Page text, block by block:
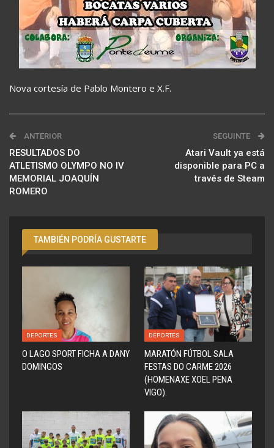
Nova cortesía de Pablo Montero e X.F.
ANTERIOR
RESULTADOS DO
ATLETISMO OLYMPO NO IV
MEMORIAL JOAQUÍN
ROMERO
SEGUINTE
Atari Vault ya está
disponible para PC a
través de Steam
TAMBIÉN PODRÍA GUSTARTE
DEPORTES
O LAGO SPORT FICHA A DANY
DOMINGOS
DEPORTES
MARATÓN FÚTBOL SALA
FESTAS DO CARME 2026
(HOMENAXE XOEL PENA
VIGO).